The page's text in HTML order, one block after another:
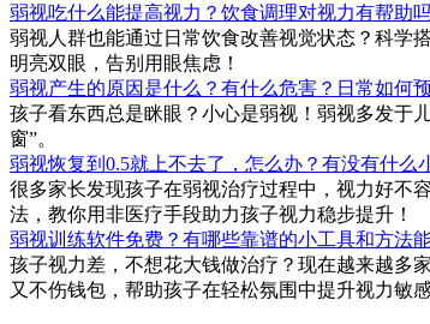
弱视吃什么能提高视力？饮食调理对视力有帮助
弱视人群也能通过日常饮食改善视觉状态？科学
明亮双眼，告别用眼焦虑！
弱视产生的原因是什么？有什么危害？日常如何
孩子看东西总是眯眼？小心是弱视！弱视多发于
窗”。
弱视恢复到0.5就上不去了，怎么办？有没有什么
很多家长发现孩子在弱视治疗过程中，视力好不
法，教你用非医疗手段助力孩子视力稳步提升！
弱视训练软件免费？有哪些靠谱的小工具和方法
孩子视力差，不想花大钱做治疗？现在越来越多
又不伤钱包，帮助孩子在轻松氛围中提升视力敏感